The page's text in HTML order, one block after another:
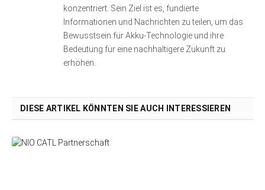
konzentriert. Sein Ziel ist es, fundierte
Informationen und Nachrichten zu teilen, um das
Bewusstsein für Akku-Technologie und ihre
Bedeutung für eine nachhaltigere Zukunft zu
erhöhen.
DIESE ARTIKEL KÖNNTEN SIE AUCH INTERESSIEREN